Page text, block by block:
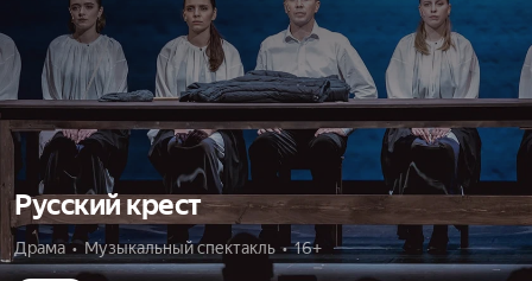
Русский крест
Драма  •  Музыкальный спектакль  •  16+